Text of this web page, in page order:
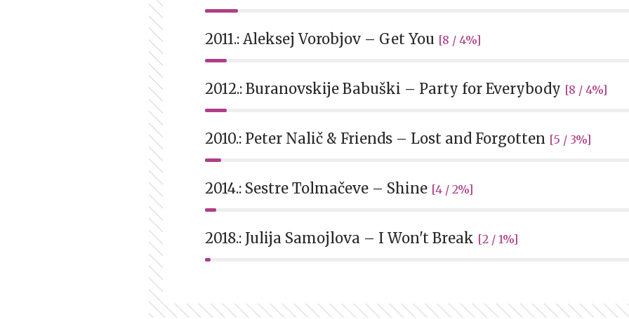
2011.: Aleksej Vorobjov – Get You [8 / 4%]
2012.: Buranovskije Babuški – Party for Everybody [8 / 4%]
2010.: Peter Nalič & Friends – Lost and Forgotten [5 / 3%]
2014.: Sestre Tolmačeve – Shine [4 / 2%]
2018.: Julija Samojlova – I Won't Break [2 / 1%]